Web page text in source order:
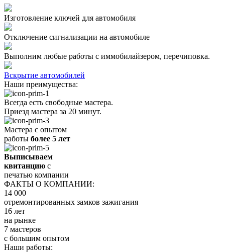
Изготовление ключей для автомобиля
Отключение сигнализации на автомобиле
Выполним любые работы с иммобилайзером, перечиповка.
Вскрытие автомобилей
Наши преимущества:
Всегда есть свободные мастера.
Приезд мастера за 20 минут.
Мастера с опытом
работы более 5 лет
Выписываем
квитанцию с
печатью компании
ФАКТЫ О КОМПАНИИ:
14 000
отремонтированных замков зажигания
16 лет
на рынке
7 мастеров
с большим опытом
Наши работы: